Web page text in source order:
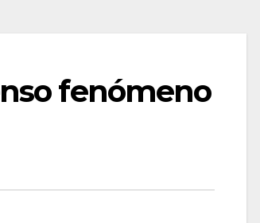
fenómeno